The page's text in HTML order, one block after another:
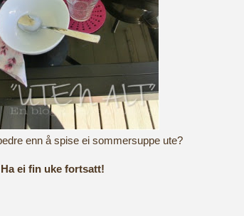
enn å spise ei sommersuppe ute?
Ha ei fin uke fortsatt!